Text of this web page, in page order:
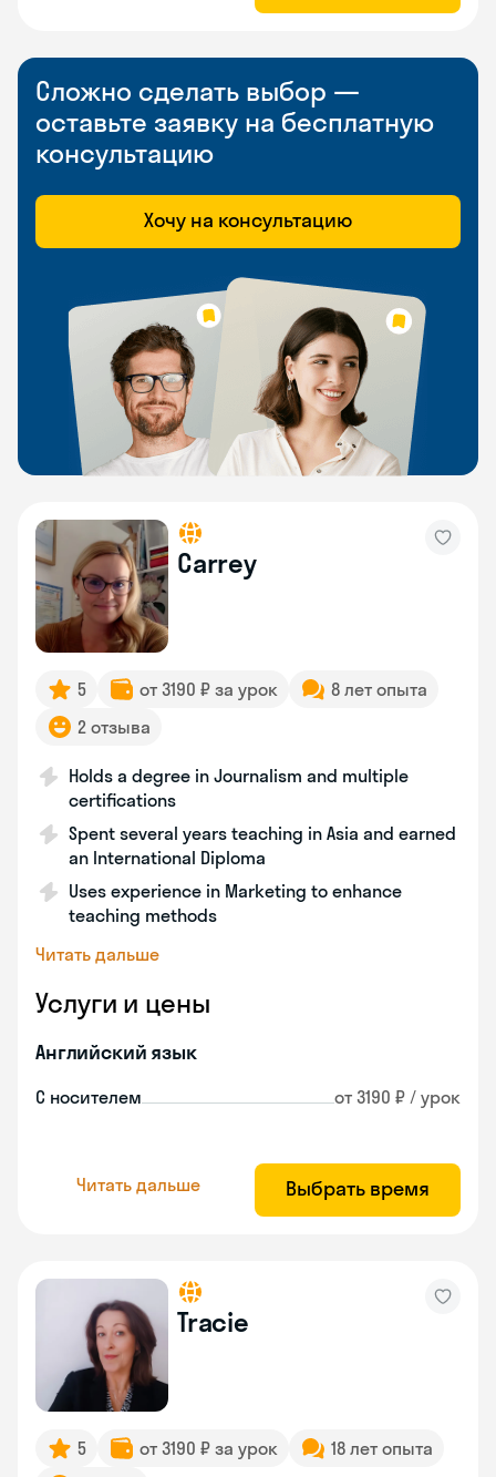
Сложно сделать выбор —
оставьте заявку на бесплатную
консультацию
Хочу на консультацию
Carrey
5 от 3190 ₽ за урок
8 лет опыта
2 отзыва
Holds a degree in Journalism and multiple
certifications
Spent several years teaching in Asia and earned
an International Diploma
Uses experience in Marketing to enhance
teaching methods
Читать дальше
Услуги и цены
Английский язык
С носителем от 3190 ₽ / урок
Читать дальше Выбрать время
Tracie
5 от 3190 ₽ за урок
18 лет опыта